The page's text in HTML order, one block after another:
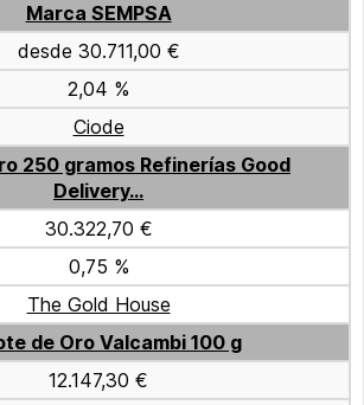
Marca SEMPSA
desde 30.711,00 €
2,04 %
Ciode
250 gramos Refinerías Good
Delivery...
30.322,70 €
0,75 %
The Gold House
de Oro Valcambi 100 g
12.147,30 €